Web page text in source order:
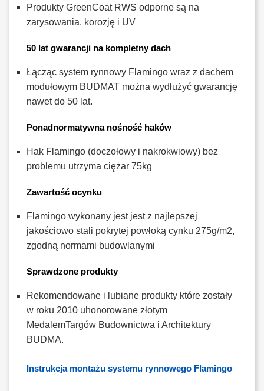
Produkty GreenCoat RWS odporne są na
zarysowania, korozję i UV
50 lat gwarancji na kompletny dach
Łącząc system rynnowy Flamingo wraz z dachem
modułowym BUDMAT można wydłużyć gwarancję
nawet do 50 lat.
Ponadnormatywna nośność haków
Hak Flamingo (doczołowy i nakrokwiowy) bez
problemu utrzyma ciężar 75kg
Zawartość ocynku
Flamingo wykonany jest jest z najlepszej
jakościowo stali pokrytej powłoką cynku 275g/m2,
zgodną normami budowlanymi
Sprawdzone produkty
Rekomendowane i lubiane produkty które zostały
w roku 2010 uhonorowane złotym
MedalemTargów Budownictwa i Architektury
BUDMA.
Instrukcja montażu systemu rynnowego Flamingo